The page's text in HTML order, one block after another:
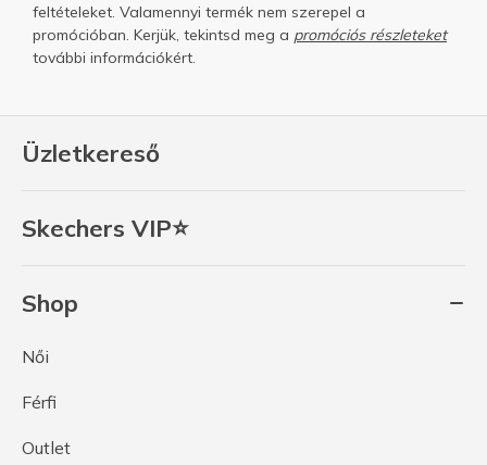
Üzletkereső
Skechers VIP⭐
Shop
Női
Férfi
Outlet
feltételeket. Valamennyi termék nem szerepel a
promócióban. Kerjük, tekintsd meg a promóciós részleteket
további információkért.